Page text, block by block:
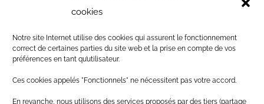
cookies
Notre site Internet utilise des cookies qui assurent le fonctionnement
correct de certaines parties du site web et la prise en compte de vos
préférences en tant qu’utilisateur.
Ces cookies appelés "Fonctionnels" ne nécessitent pas votre accord.
En revanche, nous utilisons des services proposés par des tiers (partage